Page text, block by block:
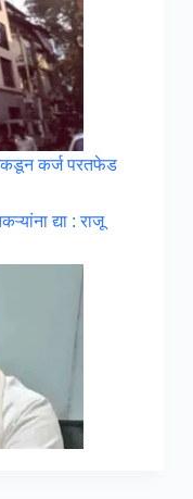
कर्ज परतफेड
द्या : राजू